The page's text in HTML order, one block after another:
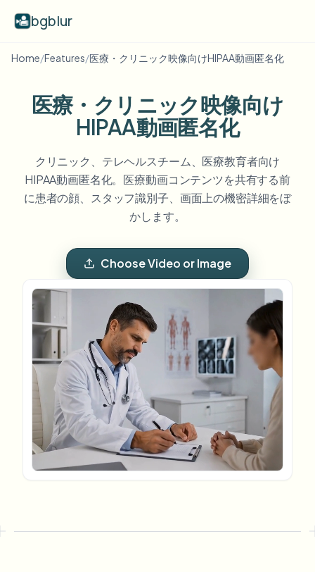
bgblur
料金
すべての例を見る
サンプルライブラリ全体を閲覧する
顔をぼかす
ナンバープレートをぼかす
背景をぼかす
何でもぼかす
スクリーン録画のぼかし
GDPRコンプライアンスぼかし
機能
View all features
Browse every blur tool in one place
ナンバープレートをぼかす
顔をぼかす
背景をぼかす
何でもぼかす
AI Video Object Remover
顔の匿名化
エンタープライズ
キャンパスカメラ、講義、地区の一括プライバシー
メディア・エンターテインメント
試写、リリース、コンプライアンス
小売・EC
店舗・倉庫の映像
医療
クリニックと患者向けビデオガバナンス
リソース
FAQ
ブログ
Whitepapers
ツール
カテゴリ
Choose language
Home/Features/医療・クリニック映像向けHIPAA動画匿名化
医療・クリニック映像向け
HIPAA動画匿名化
クリニック、テレヘルスチーム、医療教育者向け
HIPAA動画匿名化。医療動画コンテンツを共有する前
に患者の顔、スタッフ識別子、画面上の機密詳細をぼ
かします。
Choose Video or Image